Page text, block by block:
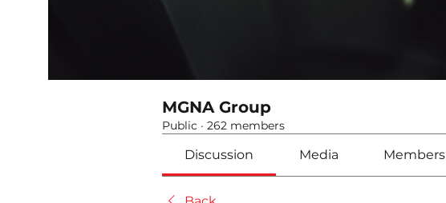
MGNA Group
Public · 262 members
Discussion Media Members